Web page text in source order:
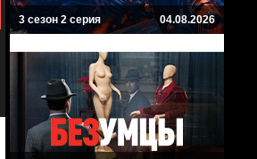
8.2
Приключенческий, Боевик,
Исторический, Драма
3 сезон 2 серия 04.08.2026